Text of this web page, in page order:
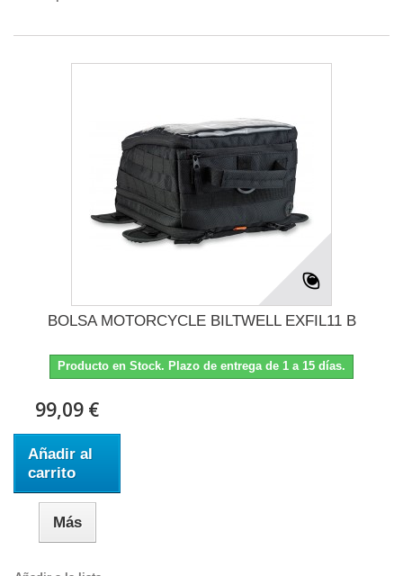
BOLSA MOTORCYCLE BILTWELL EXFIL11 B
Producto en Stock. Plazo de entrega de 1 a 15 días.
99,09 €
Añadir al
carrito
Más